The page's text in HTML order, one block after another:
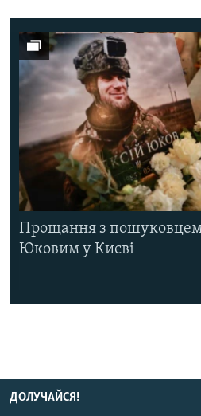
Прощання з пошуковцем
Юковим у Києві
ДОЛУЧАЙСЯ!